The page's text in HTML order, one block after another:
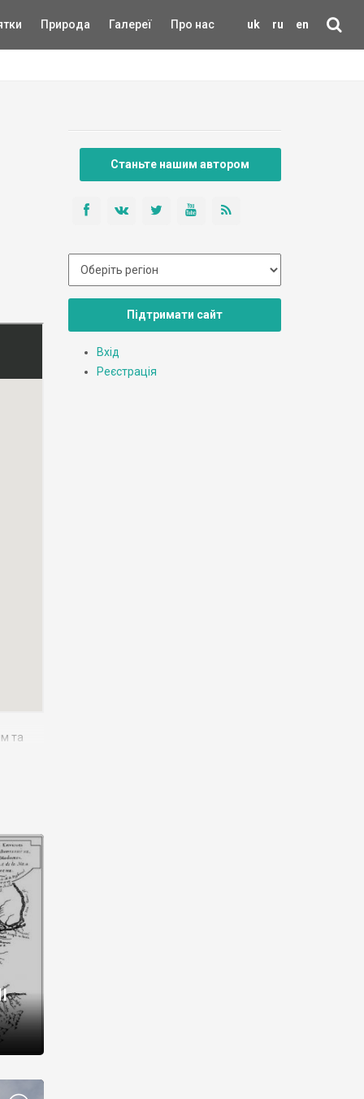
uk ru en
Природа Галереї Про нас
та
Станьте нашим автором
Підтримати сайт
Вхід
Реєстрація